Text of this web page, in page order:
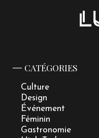
CATÉGORIES
Culture
Design
Événement
Féminin
Gastronomie